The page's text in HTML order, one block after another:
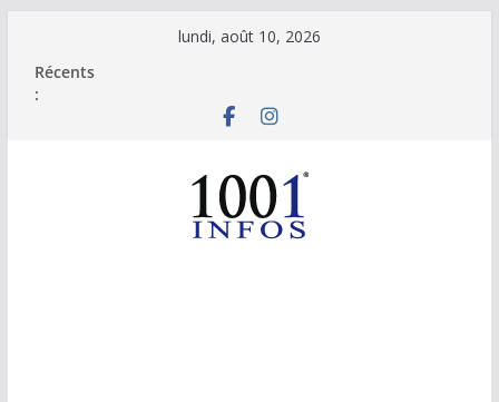
contenu
lundi, août 10, 2026
Récents
: